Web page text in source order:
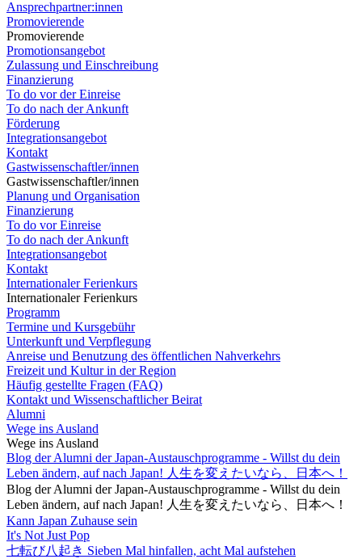
Ansprechpartner:innen
Promovierende
Promovierende
Promotionsangebot
Zulassung und Einschreibung
Finanzierung
To do vor der Einreise
To do nach der Ankunft
Förderung
Integrationsangebot
Kontakt
Gastwissenschaftler/innen
Gastwissenschaftler/innen
Planung und Organisation
Finanzierung
To do vor Einreise
To do nach der Ankunft
Integrationsangebot
Kontakt
Internationaler Ferienkurs
Internationaler Ferienkurs
Programm
Termine und Kursgebühr
Unterkunft und Verpflegung
Anreise und Benutzung des öffentlichen Nahverkehrs
Freizeit und Kultur in der Region
Häufig gestellte Fragen (FAQ)
Kontakt und Wissenschaftlicher Beirat
Alumni
Wege ins Ausland
Wege ins Ausland
Blog der Alumni der Japan-Austauschprogramme - Willst du dein
Leben ändern, auf nach Japan! 人生を変えたいなら、日本へ！
Blog der Alumni der Japan-Austauschprogramme - Willst du dein
Leben ändern, auf nach Japan! 人生を変えたいなら、日本へ！
Kann Japan Zuhause sein
It's Not Just Pop
七転び八起き Sieben Mal hinfallen, acht Mal aufstehen